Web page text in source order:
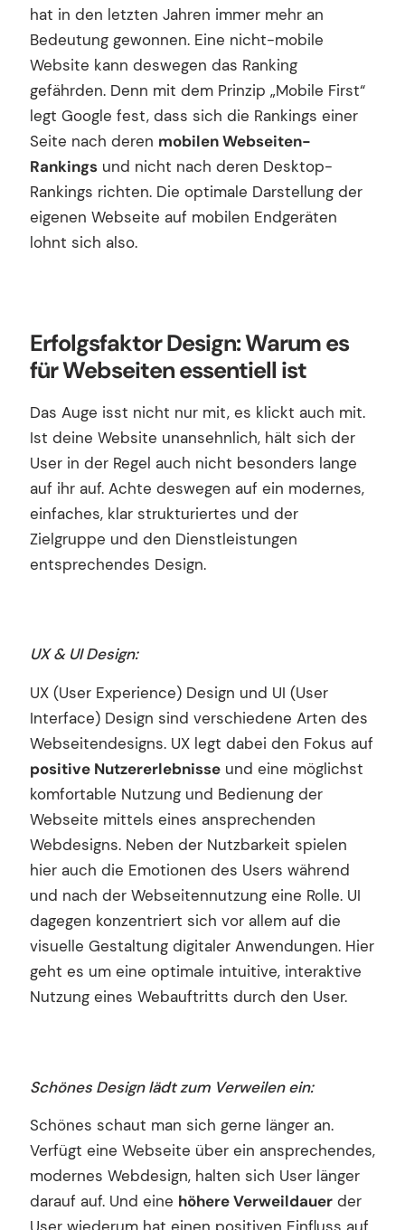
hat in den letzten Jahren immer mehr an
Bedeutung gewonnen. Eine nicht-mobile
Website kann deswegen das Ranking
gefährden. Denn mit dem Prinzip „Mobile First“
legt Google fest, dass sich die Rankings einer
Seite nach deren mobilen Webseiten-
Rankings und nicht nach deren Desktop-
Rankings richten. Die optimale Darstellung der
eigenen Webseite auf mobilen Endgeräten
lohnt sich also.
Erfolgsfaktor Design: Warum es
für Webseiten essentiell ist
Das Auge isst nicht nur mit, es klickt auch mit.
Ist deine Website unansehnlich, hält sich der
User in der Regel auch nicht besonders lange
auf ihr auf. Achte deswegen auf ein modernes,
einfaches, klar strukturiertes und der
Zielgruppe und den Dienstleistungen
entsprechendes Design.
UX & UI Design:
UX (User Experience) Design und UI (User
Interface) Design sind verschiedene Arten des
Webseitendesigns. UX legt dabei den Fokus auf
positive Nutzererlebnisse und eine möglichst
komfortable Nutzung und Bedienung der
Webseite mittels eines ansprechenden
Webdesigns. Neben der Nutzbarkeit spielen
hier auch die Emotionen des Users während
und nach der Webseitennutzung eine Rolle. UI
dagegen konzentriert sich vor allem auf die
visuelle Gestaltung digitaler Anwendungen. Hier
geht es um eine optimale intuitive, interaktive
Nutzung eines Webauftritts durch den User.
Schönes Design lädt zum Verweilen ein:
Schönes schaut man sich gerne länger an.
Verfügt eine Webseite über ein ansprechendes,
modernes Webdesign, halten sich User länger
darauf auf. Und eine höhere Verweildauer der